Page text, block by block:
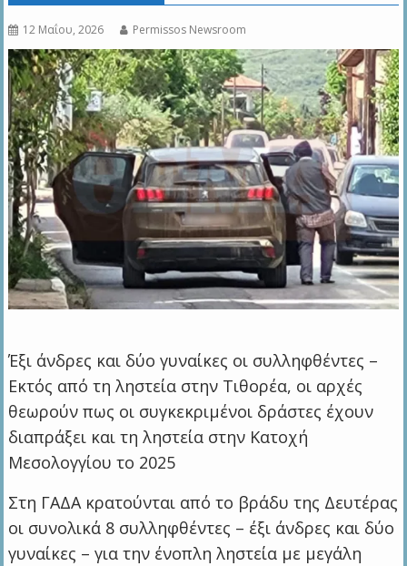
12 Μαΐου, 2026 Permissos Newsroom
Έξι άνδρες και δύο γυναίκες οι συλληφθέντες –
Εκτός από τη ληστεία στην Τιθορέα, οι αρχές
θεωρούν πως οι συγκεκριμένοι δράστες έχουν
διαπράξει και τη ληστεία στην Κατοχή
Μεσολογγίου το 2025
Στη ΓΑΔΑ κρατούνται από το βράδυ της Δευτέρας
οι συνολικά 8 συλληφθέντες – έξι άνδρες και δύο
γυναίκες – για την ένοπλη ληστεία με μεγάλη